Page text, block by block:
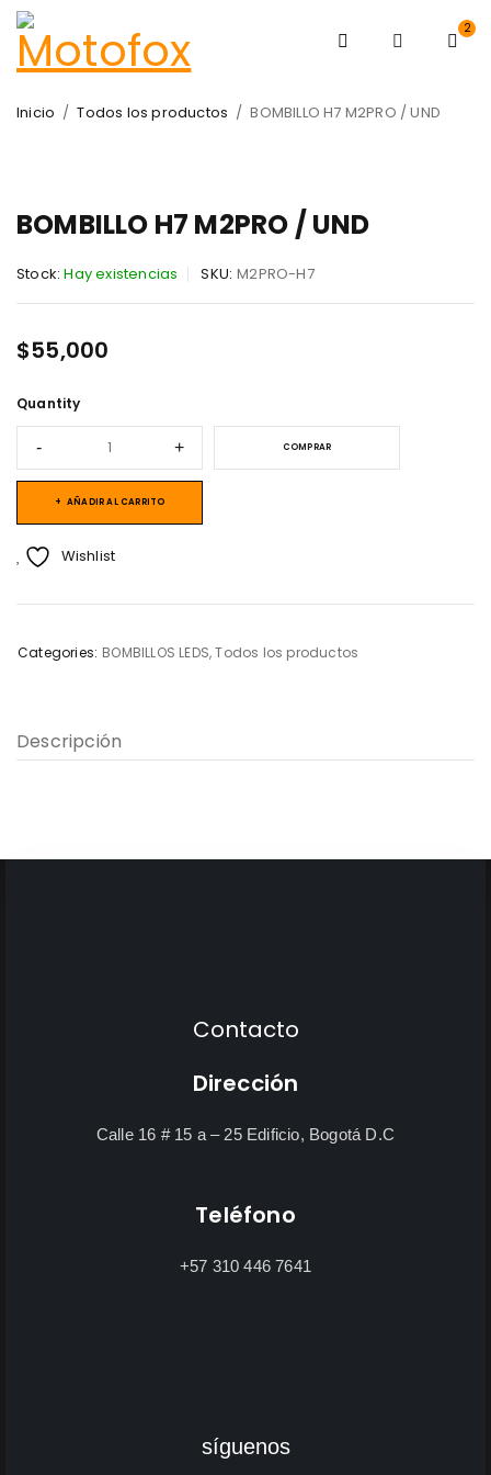
2
Inicio / Todos los productos / BOMBILLO H7 M2PRO / UND
BOMBILLO H7 M2PRO / UND
Stock: Hay existencias SKU: M2PRO-H7
$55,000
Quantity
AÑADIR AL CARRITO
COMPRAR
Wishlist
Categories: BOMBILLOS LEDS,Todos los productos
Descripción
Contacto
Dirección
Calle 16 # 15 a – 25 Edificio, Bogotá D.C
Teléfono
+57 310 446 7641
síguenos